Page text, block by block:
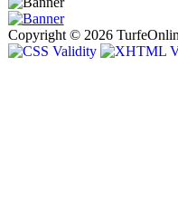
Copyright © 2026